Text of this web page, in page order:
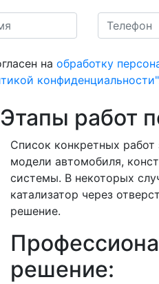
на обработку
конфиденциальности"
Этапы работ
Список конкретных
модели автомобиля,
системы. В некоторых
катализатор через
решение.
решение: